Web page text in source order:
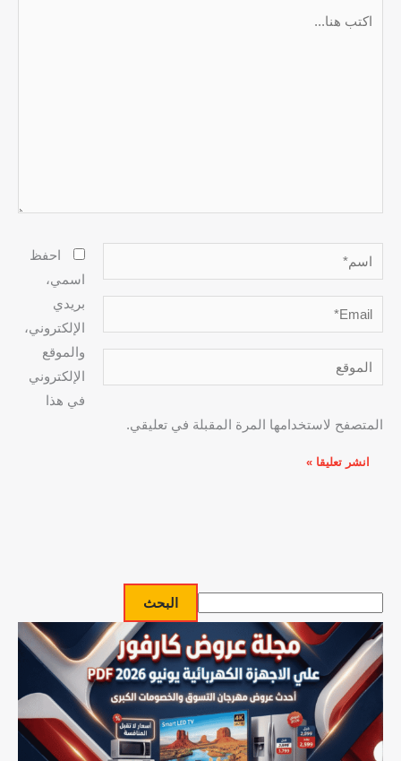
اسم*
Email*
الموقع
احفظ
اسمي،
بريدي
الإلكتروني،
والموقع
الإلكتروني
في هذا
المتصفح لاستخدامها المرة المقبلة في تعليقي.
البحث